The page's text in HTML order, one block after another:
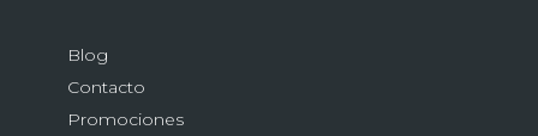
Blog
Contacto
Promociones